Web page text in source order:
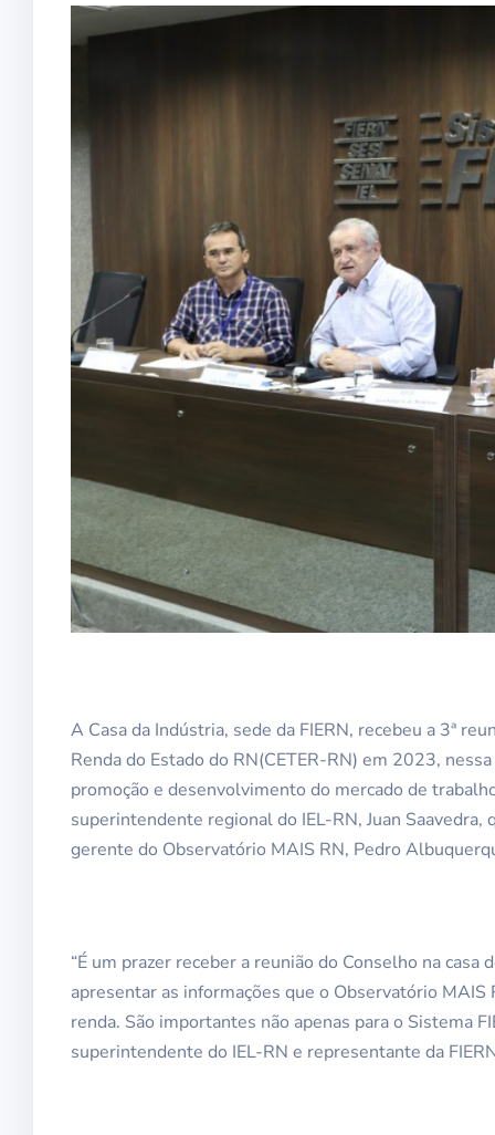
A Casa da Indústria, sede da FIERN, recebeu a 3ª
Renda do Estado do RN(CETER-RN) em 2023,
promoção e desenvolvimento do mercado de
superintendente regional do IEL-RN, Juan
gerente do Observatório MAIS RN, Pedro
“É um prazer receber a reunião do Conselho na
apresentar as informações que o Observatório
renda. São importantes não apenas para o Sistema
superintendente do IEL-RN e representante da